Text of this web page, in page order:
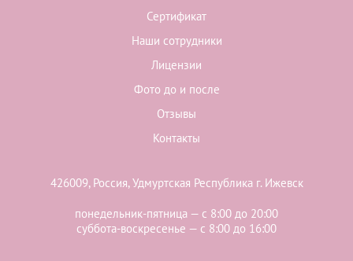
Сертификат
Наши сотрудники
Лицензии
Фото до и после
Отзывы
Контакты
426009, Россия, Удмуртская Республика г. Ижевск
понедельник-пятница — с 8:00 до 20:00
суббота-воскресенье — с 8:00 до 16:00